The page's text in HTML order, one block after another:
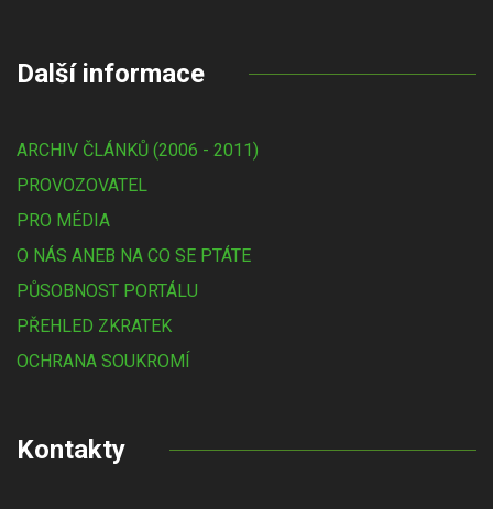
Další informace
ARCHIV ČLÁNKŮ (2006 - 2011)
PROVOZOVATEL
PRO MÉDIA
O NÁS ANEB NA CO SE PTÁTE
PŮSOBNOST PORTÁLU
PŘEHLED ZKRATEK
OCHRANA SOUKROMÍ
Kontakty